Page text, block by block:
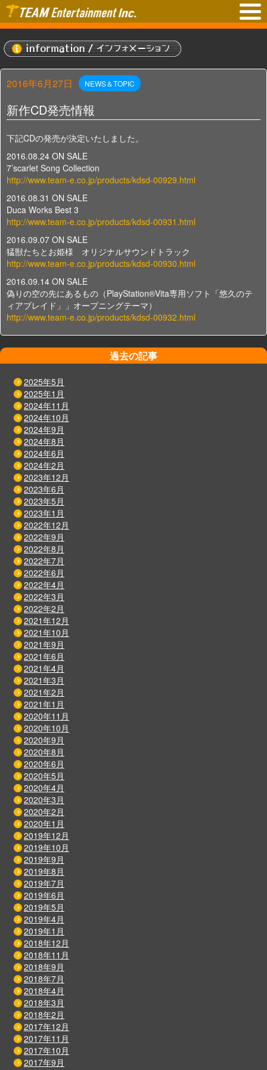
2016年6月27日 NEWS＆TOPIC
新作CD発売情報
下記CDの発売が決定いたしました。
2016.08.24 ON SALE
7’scarlet Song Collection
http://www.team-e.co.jp/products/kdsd-00929.html
2016.08.31 ON SALE
Duca Works Best 3
http://www.team-e.co.jp/products/kdsd-00931.html
2016.09.07 ON SALE
猛獣たちとお姫様 オリジナルサウンドトラック
http://www.team-e.co.jp/products/kdsd-00930.html
2016.09.14 ON SALE
偽りの空の先にあるもの（PlayStation®Vita専用ソフト「悠久のテ
ィアブレイド」」オープニングテーマ）
http://www.team-e.co.jp/products/kdsd-00932.html
過去の記事
2025年5月
2025年1月
2024年11月
2024年10月
2024年9月
2024年8月
2024年6月
2024年2月
2023年12月
2023年6月
2023年5月
2023年1月
2022年12月
2022年9月
2022年8月
2022年7月
2022年6月
2022年4月
2022年3月
2022年2月
2021年12月
2021年10月
2021年9月
2021年6月
2021年4月
2021年3月
2021年2月
2021年1月
2020年11月
2020年10月
2020年9月
2020年8月
2020年6月
2020年5月
2020年4月
2020年3月
2020年2月
2020年1月
2019年12月
2019年10月
2019年9月
2019年8月
2019年7月
2019年6月
2019年5月
2019年4月
2019年1月
2018年12月
2018年11月
2018年9月
2018年7月
2018年4月
2018年3月
2018年2月
2017年12月
2017年11月
2017年10月
2017年9月